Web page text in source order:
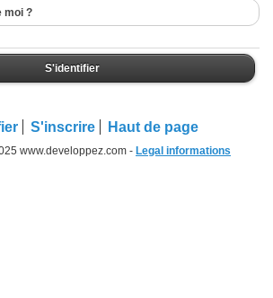
moi ?
S'identifier
S'inscrire Haut de page
www.developpez.com - Legal informations